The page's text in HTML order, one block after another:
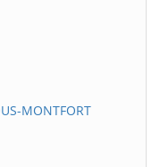
MONTFORT